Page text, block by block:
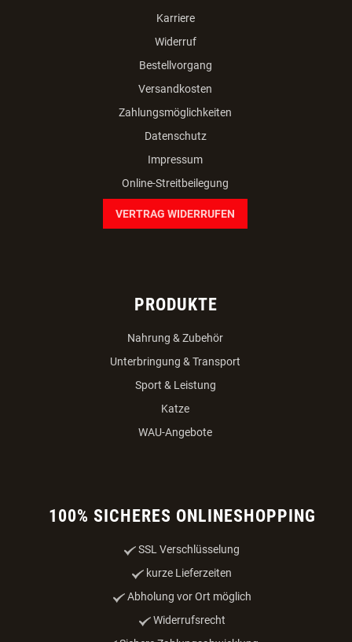
Karriere
Widerruf
Bestellvorgang
Versandkosten
Zahlungsmöglichkeiten
Datenschutz
Impressum
Online-Streitbeilegung
VERTRAG WIDERRUFEN
PRODUKTE
Nahrung & Zubehör
Unterbringung & Transport
Sport & Leistung
Katze
WAU-Angebote
100% SICHERES ONLINESHOPPING
SSL Verschlüsselung
kurze Lieferzeiten
Abholung vor Ort möglich
Widerrufsrecht